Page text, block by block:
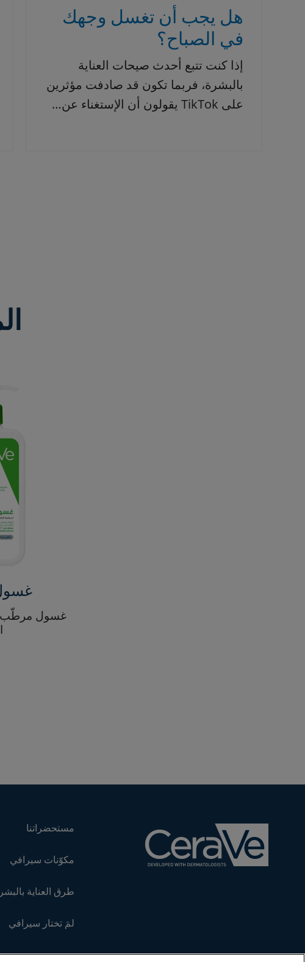
هل يجب أن تغسل وجهك
في الصباح؟
إذا كنت تتبع أحدث صيحات العناية
بالبشرة، فربما تكون قد صادفت مؤثرين
على TikTok يقولون أن الإستغناء عن…
غسول مرطّب
مستحضراتنا
مكوّنات سيرافي
طرق العناية
لمَ تختار سيرافي